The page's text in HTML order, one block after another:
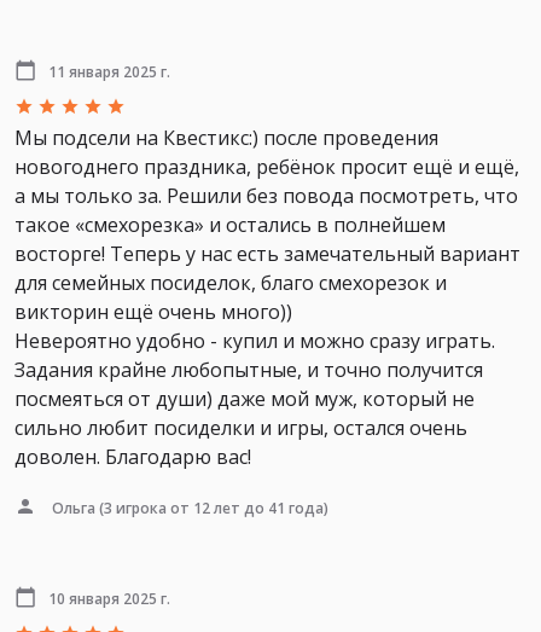
11 января 2025 г.
Мы подсели на Квестикс:) после проведения
новогоднего праздника, ребёнок просит ещё и ещё,
а мы только за. Решили без повода посмотреть, что
такое «смехорезка» и остались в полнейшем
восторге! Теперь у нас есть замечательный вариант
для семейных посиделок, благо смехорезок и
викторин ещё очень много))
Невероятно удобно - купил и можно сразу играть.
Задания крайне любопытные, и точно получится
посмеяться от души) даже мой муж, который не
сильно любит посиделки и игры, остался очень
доволен. Благодарю вас!
Ольга (3 игрока от 12 лет до 41 года)
10 января 2025 г.